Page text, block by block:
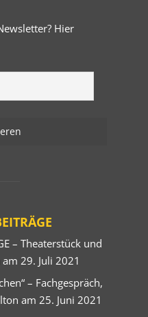
Hier
– Theaterstück und
29. Juli 2021
– Fachgespräch,
am 25. Juni 2021